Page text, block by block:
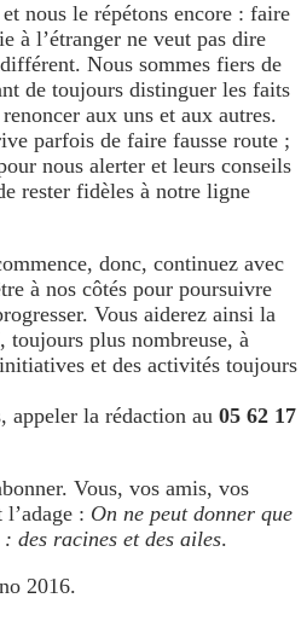
nous le répétons encore : faire
à l’étranger ne veut pas dire
Nous sommes fiers de
de toujours distinguer les faits
aux uns et aux autres.
parfois de faire fausse route ;
nous alerter et leurs conseils
rester fidèles à notre ligne
donc, continuez avec
à nos côtés pour poursuivre
Vous aiderez ainsi la
, toujours plus nombreuse, à
et des activités toujours
appeler la rédaction au 05 62 17
Vous, vos amis, vos
: On ne peut donner que
des racines et des ailes.
2016.